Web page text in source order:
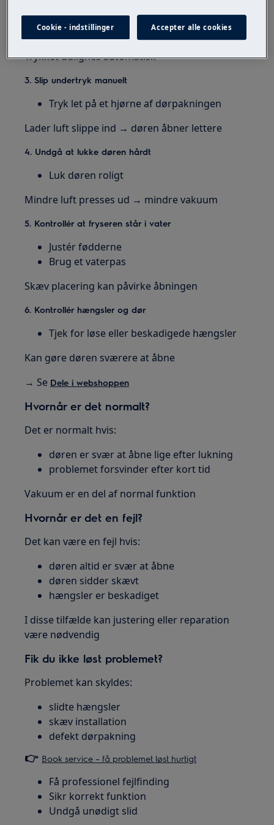
Vent ca.30–60 sekunderefter lukning
Trykket udlignes automatisk
3. Slip undertryk manuelt
Tryk let på et hjørne af dørpakningen
Lader luft slippe ind → døren åbner lettere
4. Undgå at lukke døren hårdt
Luk døren roligt
Mindre luft presses ud → mindre vakuum
5. Kontrollér at fryseren står i vater
Justér fødderne
Brug et vaterpas
Skæv placering kan påvirke åbningen
6. Kontrollér hængsler og dør
Tjek for løse eller beskadigede hængsler
Kan gøre døren sværere at åbne
→ Se Dele i webshoppen
Hvornår er det normalt?
Det er normalt hvis:
døren er svær at åbne lige efter lukning
problemet forsvinder efter kort tid
Vakuum er en del af normal funktion
Hvornår er det en fejl?
Det kan være en fejl hvis:
døren altid er svær at åbne
døren sidder skævt
hængsler er beskadiget
I disse tilfælde kan justering eller reparation
være nødvendig
Fik du ikke løst problemet?
Problemet kan skyldes:
slidte hængsler
skæv installation
defekt dørpakning
👉 Book service – få problemet løst hurtigt
Få professionel fejlfinding
Sikr korrekt funktion
Undgå unødigt slid
Cookie - indstillinger Accepter alle cookies